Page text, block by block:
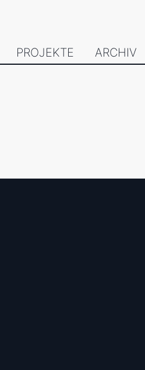
PROJEKTE ARCHIV